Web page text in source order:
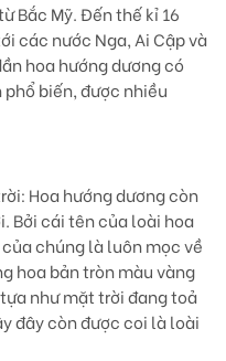
Bắc Mỹ. Đến thế kỉ 16
các nước Nga, Ai Cập và
hoa hướng dương có
biến, được nhiều
Hoa hướng dương còn
Bởi cái tên của loài hoa
chúng là luôn mọc về
hoa bản tròn màu vàng
như mặt trời đang toả
đây còn được coi là loài